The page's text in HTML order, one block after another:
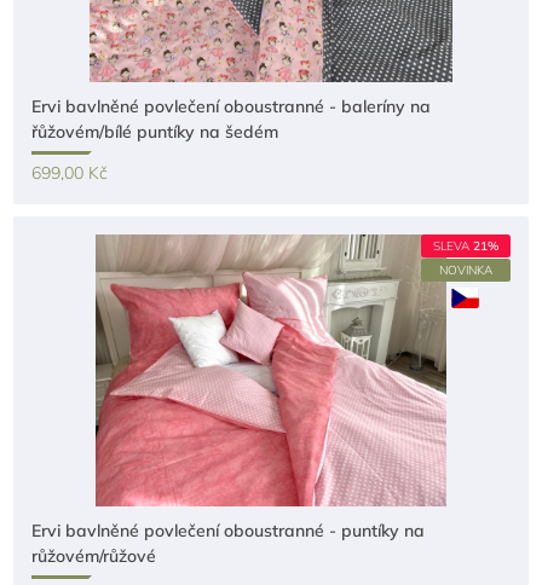
Ervi bavlněné povlečení oboustranné - baleríny na
řůžovém/bílé puntíky na šedém
699,00 Kč
SLEVA 21%
NOVINKA
Ervi bavlněné povlečení oboustranné - puntíky na
růžovém/růžové